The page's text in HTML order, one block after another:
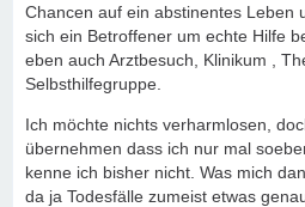
Chancen auf ein abstinentes Leben
sich ein Betroffener um echte Hilfe
eben auch Arztbesuch, Klinikum ,
Selbsthilfegruppe.
Ich möchte nichts verharmlosen,
übernehmen dass ich nur mal
kenne ich bisher nicht. Was mich
da ja Todesfälle zumeist etwas